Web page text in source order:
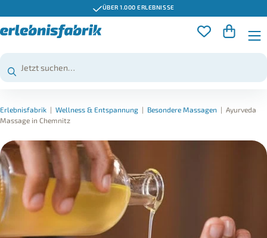
ÜBER 1.000 ERLEBNISSE
Erlebnisfabrik | Wellness & Entspannung | Besondere Massagen | Ayurveda
Massage in Chemnitz